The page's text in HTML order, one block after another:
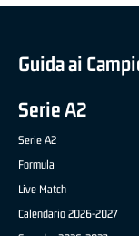
Guida ai
Serie A2
Serie A2
Formula
Live Match
Calendario 2026-2027